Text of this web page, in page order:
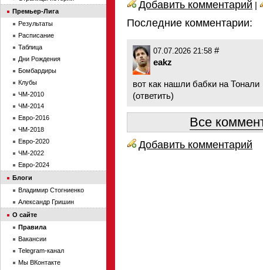
Добавить комментарий |
Последние комментарии:
07.07.2026 21:58 #
eakz
вот как нашли бабки на Тонали
(ответить)
Все
Добавить комментарий
Премьер-Лига
Результаты
Расписание
Таблица
Дни Рождения
Бомбардиры
Клубы
ЧМ-2010
ЧМ-2014
Евро-2016
ЧМ-2018
Евро-2020
ЧМ-2022
Евро-2024
Блоги
Владимир Стогниенко
Александр Гришин
О сайте
Правила
Вакансии
Telegram-канал
Мы ВКонтакте